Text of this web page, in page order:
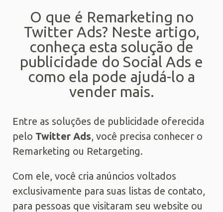
O que é Remarketing no
Twitter Ads? Neste artigo,
conheça esta solução de
publicidade do Social Ads e
como ela pode ajudá-lo a
vender mais.
Entre as soluções de publicidade oferecida
pelo Twitter Ads, você precisa conhecer o
Remarketing ou Retargeting.
Com ele, você cria anúncios voltados
exclusivamente para suas listas de contato,
para pessoas que visitaram seu website ou